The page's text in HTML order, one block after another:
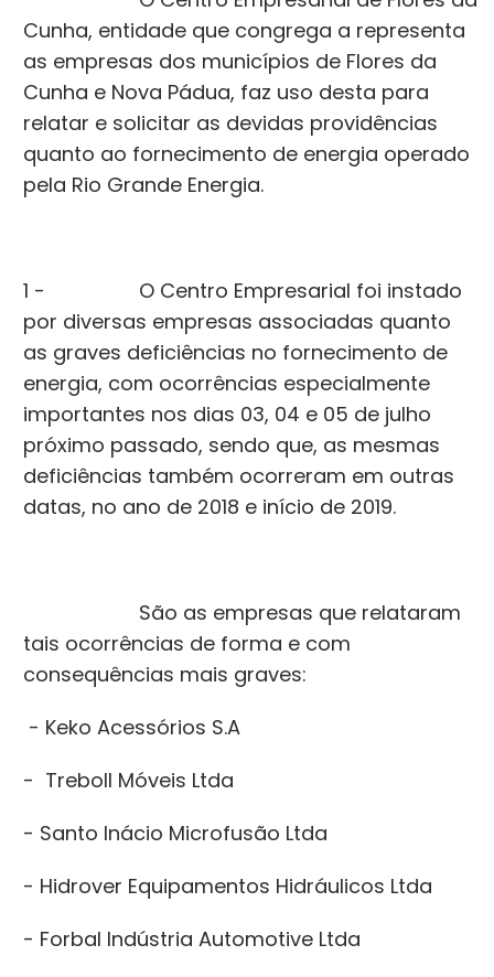
Cunha, entidade que congrega a representa
as empresas dos municípios de Flores da
Cunha e Nova Pádua, faz uso desta para
relatar e solicitar as devidas providências
quanto ao fornecimento de energia operado
pela Rio Grande Energia.
1 - O Centro Empresarial foi instado
por diversas empresas associadas quanto
as graves deficiências no fornecimento de
energia, com ocorrências especialmente
importantes nos dias 03, 04 e 05 de julho
próximo passado, sendo que, as mesmas
deficiências também ocorreram em outras
datas, no ano de 2018 e início de 2019.
São as empresas que relataram
tais ocorrências de forma e com
consequências mais graves:
- Keko Acessórios S.A
- Treboll Móveis Ltda
- Santo Inácio Microfusão Ltda
- Hidrover Equipamentos Hidráulicos Ltda
- Forbal Indústria Automotive Ltda